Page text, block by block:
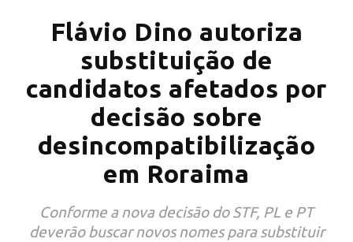
Flávio Dino autoriza
substituição de
candidatos afetados por
decisão sobre
desincompatibilização
em Roraima
Conforme a nova decisão do STF, PL e PT
deverão buscar novos nomes para substituir